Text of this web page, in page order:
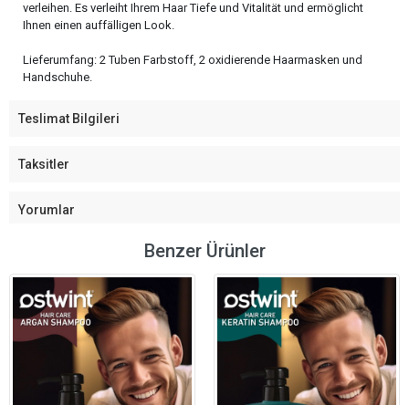
verleihen. Es verleiht Ihrem Haar Tiefe und Vitalität und ermöglicht
Ihnen einen auffälligen Look.
Lieferumfang: 2 Tuben Farbstoff, 2 oxidierende Haarmasken und
Handschuhe.
Teslimat Bilgileri
Taksitler
Yorumlar
Benzer Ürünler